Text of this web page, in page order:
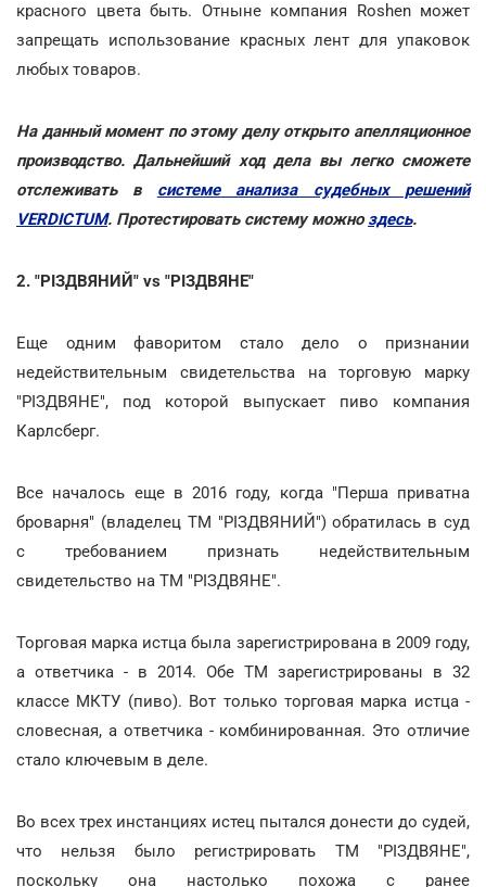
красного цвета быть. Отныне компания Roshen может
запрещать использование красных лент для упаковок
любых товаров.
На данный момент по этому делу открыто апелляционное
производство. Дальнейший ход дела вы легко сможете
отслеживать в системе анализа судебных решений
VERDICTUM. Протестировать систему можноздесь.
2. "РІЗДВЯНИЙ" vs "РІЗДВЯНЕ"
Еще одним фаворитом стало дело о признании
недействительным свидетельства на торговую марку
"РІЗДВЯНЕ", под которой выпускает пиво компания
Карлсберг.
Все началось еще в 2016 году, когда "Перша приватна
броварня" (владелец ТМ "РІЗДВЯНИЙ") обратилась в суд
с требованием признать недействительным
свидетельство на ТМ "РІЗДВЯНЕ".
Торговая марка истца была зарегистрирована в 2009 году,
а ответчика - в 2014. Обе ТМ зарегистрированы в 32
классе МКТУ (пиво). Вот только торговая марка истца -
словесная, а ответчика - комбинированная. Это отличие
стало ключевым в деле.
Во всех трех инстанциях истец пытался донести до судей,
что нельзя было регистрировать ТМ "РІЗДВЯНЕ",
поскольку она настолько похожа с ранее